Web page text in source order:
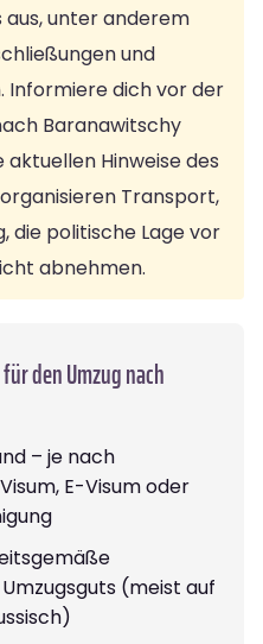
aus, unter anderem
und
Informiere dich vor der
Baranawitschy
Hinweise des
Transport,
die politische Lage vor
abnehmen.
den Umzug nach
– je nach
E-Visum oder
(meist auf